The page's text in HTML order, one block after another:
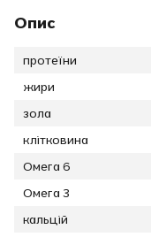
Опис
протеїни
жири
зола
клітковина
Омега 6
Омега 3
кальцій